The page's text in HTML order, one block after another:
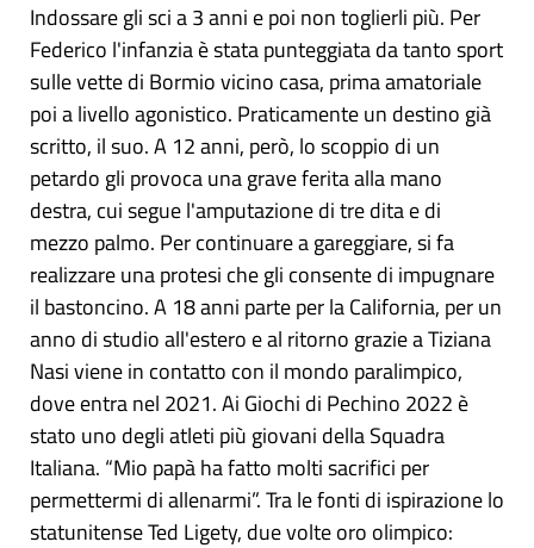
Indossare gli sci a 3 anni e poi non toglierli più. Per
Federico l'infanzia è stata punteggiata da tanto sport
sulle vette di Bormio vicino casa, prima amatoriale
poi a livello agonistico. Praticamente un destino già
scritto, il suo. A 12 anni, però, lo scoppio di un
petardo gli provoca una grave ferita alla mano
destra, cui segue l'amputazione di tre dita e di
mezzo palmo. Per continuare a gareggiare, si fa
realizzare una protesi che gli consente di impugnare
il bastoncino. A 18 anni parte per la California, per un
anno di studio all'estero e al ritorno grazie a Tiziana
Nasi viene in contatto con il mondo paralimpico,
dove entra nel 2021. Ai Giochi di Pechino 2022 è
stato uno degli atleti più giovani della Squadra
Italiana. “Mio papà ha fatto molti sacrifici per
permettermi di allenarmi”. Tra le fonti di ispirazione lo
statunitense Ted Ligety, due volte oro olimpico: